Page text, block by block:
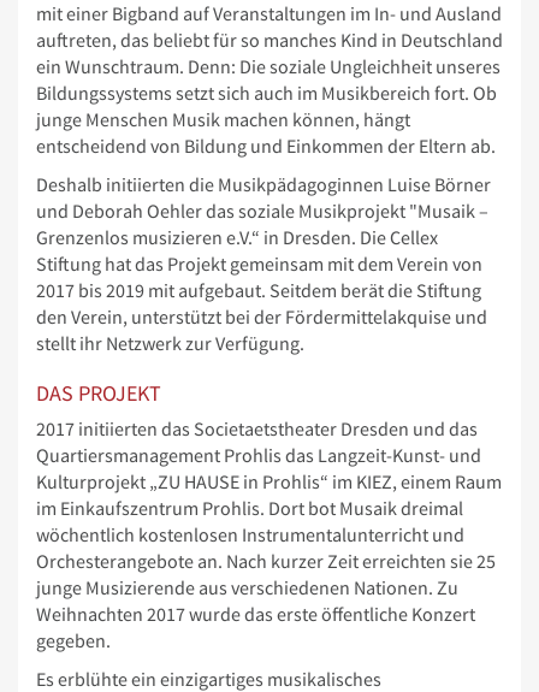
mit einer Bigband auf Veranstaltungen im In- und Ausland
auftreten, das beliebt für so manches Kind in Deutschland
ein Wunschtraum. Denn: Die soziale Ungleichheit unseres
Bildungssystems setzt sich auch im Musikbereich fort. Ob
junge Menschen Musik machen können, hängt
entscheidend von Bildung und Einkommen der Eltern ab.
Deshalb initiierten die Musikpädagoginnen Luise Börner
und Deborah Oehler das soziale Musikprojekt "Musaik –
Grenzenlos musizieren e.V.“ in Dresden. Die Cellex
Stiftung hat das Projekt gemeinsam mit dem Verein von
2017 bis 2019 mit aufgebaut. Seitdem berät die Stiftung
den Verein, unterstützt bei der Fördermittelakquise und
stellt ihr Netzwerk zur Verfügung.
DAS PROJEKT
2017 initiierten das Societaetstheater Dresden und das
Quartiersmanagement Prohlis das Langzeit-Kunst- und
Kulturprojekt „ZU HAUSE in Prohlis“ im KIEZ, einem Raum
im Einkaufszentrum Prohlis. Dort bot Musaik dreimal
wöchentlich kostenlosen Instrumentalunterricht und
Orchesterangebote an. Nach kurzer Zeit erreichten sie 25
junge Musizierende aus verschiedenen Nationen. Zu
Weihnachten 2017 wurde das erste öffentliche Konzert
gegeben.
Es erblühte ein einzigartiges musikalisches